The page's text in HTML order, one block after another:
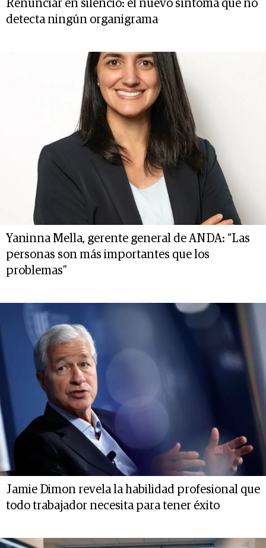
Renunciar en silencio: el nuevo síntoma que no
detecta ningún organigrama
Yaninna Mella, gerente general de ANDA: “Las
personas son más importantes que los
problemas”
Jamie Dimon revela la habilidad profesional que
todo trabajador necesita para tener éxito